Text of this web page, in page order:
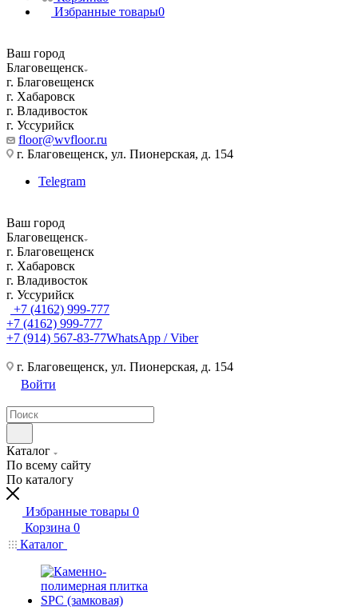
Избранные товары0
Ваш город
Благовещенск
г. Благовещенск
г. Хабаровск
г. Владивосток
г. Уссурийск
floor@wvfloor.ru
г. Благовещенск, ул. Пионерская, д. 154
Telegram
Ваш город
Благовещенск
г. Благовещенск
г. Хабаровск
г. Владивосток
г. Уссурийск
+7 (4162) 999-777
+7 (4162) 999-777
+7 (914) 567-83-77WhatsApp / Viber
г. Благовещенск, ул. Пионерская, д. 154
Войти
Каталог
По всему сайту
По каталогу
Избранные товары 0
Корзина 0
Каталог